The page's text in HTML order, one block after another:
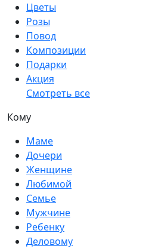
Цветы
Розы
Повод
Композиции
Подарки
Акция
Смотреть все
Кому
Маме
Дочери
Женщине
Любимой
Семье
Мужчине
Ребенку
Деловому